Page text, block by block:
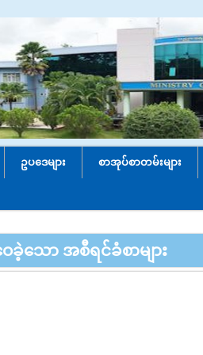
ဥပဒေများ စာအုပ်စာတမ်းများ
ေခဲ့သော အစီရင်ခံစာများ